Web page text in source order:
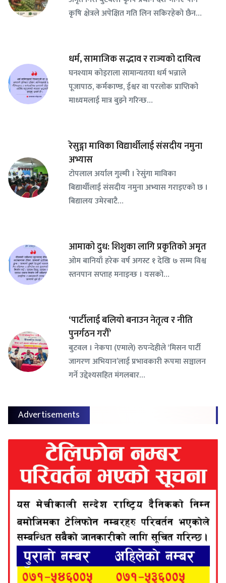
कृषि क्षेत्रले अपेक्षित गति लिन सकिरहेको छैन…
धर्म, सामाजिक सद्भाव र राज्यको दायित्व
घनश्याम कोइराला सामान्यतया धर्म भन्नाले
पूजापाठ, कर्मकाण्ड, ईश्वर वा परलोक प्राप्तिको
माध्यमलाई मात्र बुझ्ने गरिन्छ…
रेसुङ्गा माविका विद्यार्थीलाई संसदीय नमुना
अभ्यास
टोपलाल अर्याल गुल्मी । रेसुंगा माविका
बिद्यार्थीलाई संसदीय नमुना अभ्यास गराइएको छ ।
बिद्यालय उमेरबाटै…
आमाको दुध: शिशुका लागि प्रकृतिको अमृत
ओम बानियाँ हरेक वर्ष अगस्ट १ देखि ७ सम्म विश्व
स्तनपान सप्ताह मनाइन्छ । यसको…
‘पार्टीलाई बलियो बनाउन नेतृत्व र नीति
पुनर्गठन गरौँ’
बुटवल । नेकपा (एमाले) रुपन्देहीले ‘मिसन पार्टी
जागरण अभियान’लाई प्रभावकारी रूपमा सञ्चालन
गर्ने उद्देश्यसहित मंगलबार…
Advertisements